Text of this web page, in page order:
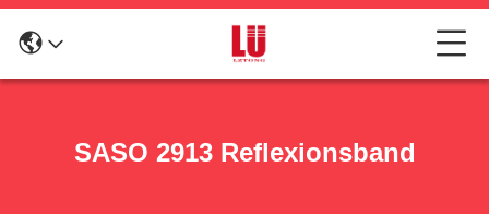
SASO 2913 Reflexionsband